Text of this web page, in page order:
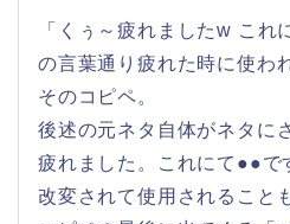
「くぅ～疲れましたw これ
の言葉通り疲れた時に使わ
そのコピペ。
後述の元ネタ自体がネタ
疲れました。これにて●●で
改変されて使用されること